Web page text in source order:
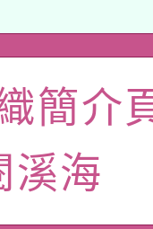
師名單
教學軟體
會函釋公
申請許可
利署委託
簡介
溪海